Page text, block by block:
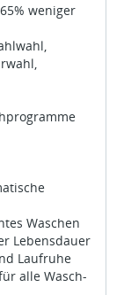
weniger
Waschen
Lebensdauer
Laufruhe
alle Wasch-